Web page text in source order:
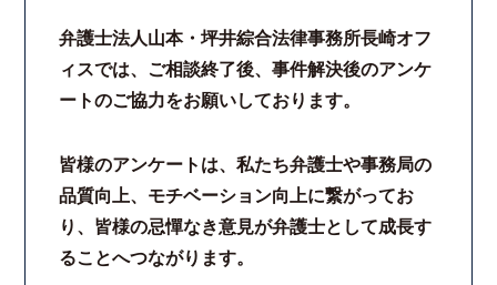
弁護士法人山本・坪井綜合法律事務所長崎オフ
ィスでは、ご相談終了後、事件解決後のアンケ
ートのご協力をお願いしております。
皆様のアンケートは、私たち弁護士や事務局の
品質向上、モチベーション向上に繋がってお
り、皆様の忌憚なき意見が弁護士として成長す
ることへつながります。